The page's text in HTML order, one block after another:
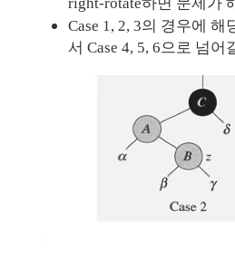
Case 1, 2, 3의 경우에 해
서 Case 4, 5, 6으로 넘어